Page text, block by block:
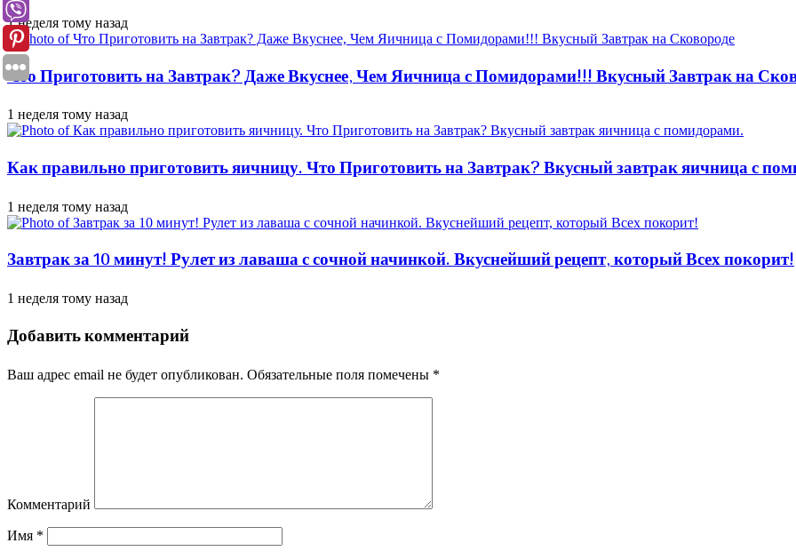
1 неделя тому назад
Что Приготовить на Завтрак? Даже Вкуснее, Чем Яичница с Помидорами!!! Вкусный Завтрак на
1 неделя тому назад
Как правильно приготовить яичницу. Что Приготовить на Завтрак? Вкусный завтрак яичница с
1 неделя тому назад
Завтрак за 10 минут! Рулет из лаваша с сочной начинкой. Вкуснейший рецепт, который Всех покорит!
1 неделя тому назад
Добавить комментарий
Ваш адрес email не будет опубликован. Обязательные поля помечены *
Комментарий
Имя *